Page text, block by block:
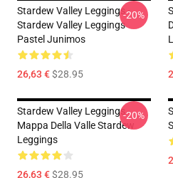
Stardew Valley Leggings -
Stardew Valley Leggings
Pastel Junimos
26,63 €$28.95
-20%
Stardew Valley Leggings -
Mappa Della Valle Stardew
Leggings
26,63 €$28.95
-20%